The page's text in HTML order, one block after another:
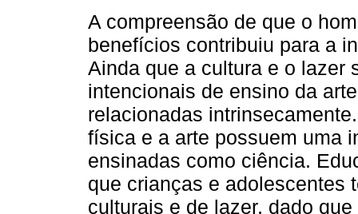
A compreensão de que o
benefícios contribuiu para a
Ainda que a cultura e o lazer
intencionais de ensino da
relacionadas
física e a arte possuem uma
ensinadas como ciência.
que crianças e adolescentes
culturais e de lazer, dado